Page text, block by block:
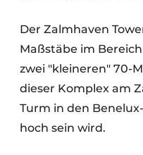
Der Zalmhaven
Maßstäbe im
zwei "kleineren" 70-
dieser Komplex am
Turm in den
hoch sein wird.